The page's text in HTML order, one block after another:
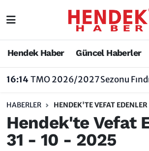
Hendek Haber Güncel Haberler
16:14TMO 2026/2027 Sezonu Fındık Alım
HABERLER HENDEK'TE VEFAT EDENLER
Hendek'te Vefat
31 - 10 - 2025
Hendek Haber
Nöbetçi Eczaneler
Hendek Haber
Hakkında
Sakarya Nöbetçi Eczaneler
Sakarya Trafik Yoğunluk
Tüm Manşetler